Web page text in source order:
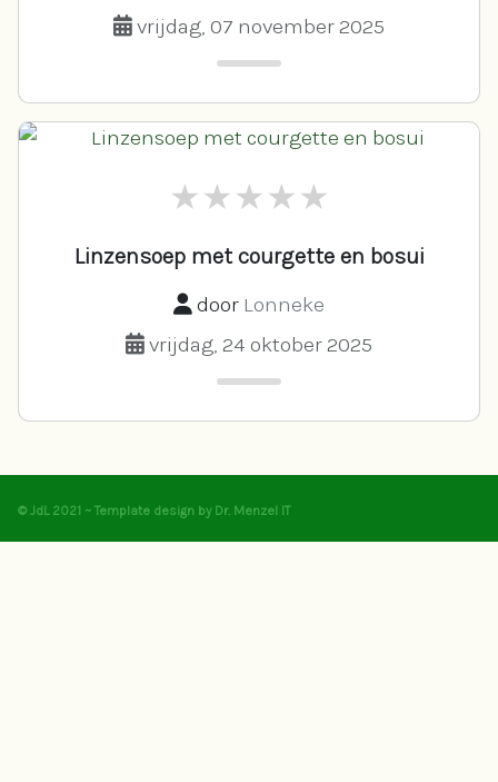
vrijdag, 07 november 2025
Linzensoep met courgette en bosui
door Lonneke
vrijdag, 24 oktober 2025
© JdL 2021 ~ Template design by Dr. Menzel IT